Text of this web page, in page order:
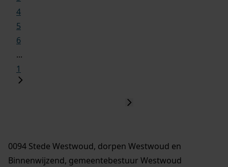
4
5
6
...
1
0094 Stede Westwoud, dorpen Westwoud en
Binnenwijzend, gemeentebestuur Westwoud